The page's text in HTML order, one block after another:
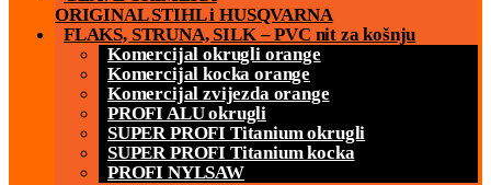
ORIGINAL STIHL i HUSQVARNA
FLAKS, STRUNA, SILK – PVC nit za košnju
Komercijal okrugli orange
Komercijal kocka orange
Komercijal zvijezda orange
PROFI ALU okrugli
SUPER PROFI Titanium okrugli
SUPER PROFI Titanium kocka
PROFI NYLSAW